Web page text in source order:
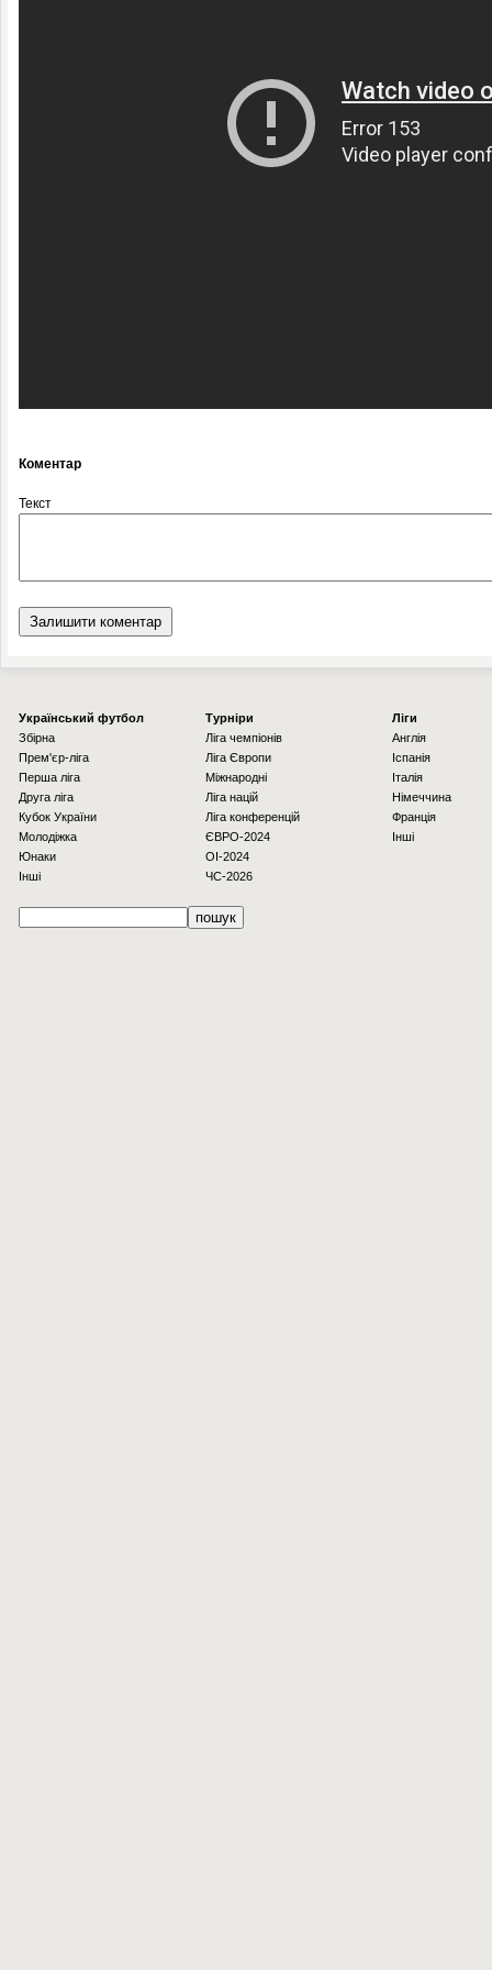
Коментар
Текст
Українcький футбол
Збірна
Прем'єр-ліга
Перша ліга
Друга ліга
Кубок України
Молодіжка
Юнаки
Інші
Турніри
Ліга чемпіонів
Ліга Європи
Міжнародні
Ліга націй
Ліга конференцій
ЄВРО-2024
OI-2024
ЧС-2026
Ліги
Англія
Іспанія
Італія
Німеччина
Франція
Інші